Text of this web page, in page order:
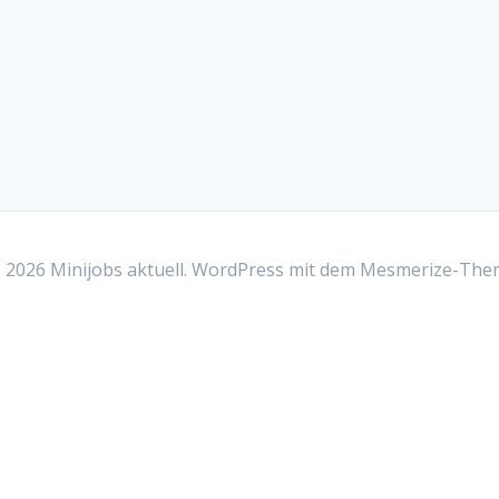
Minijobs aktuell. WordPress mit dem Mesmerize-